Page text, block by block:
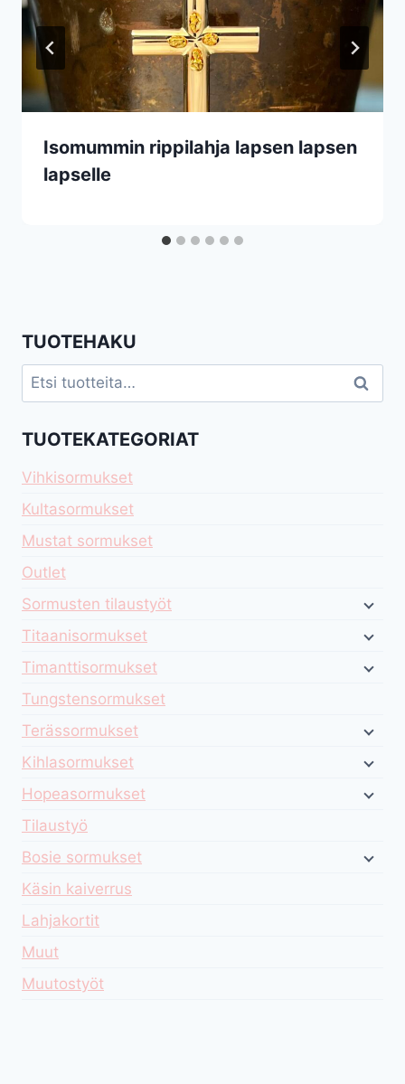
Isomummin rippilahja lapsen lapsen
lapselle
TUOTEHAKU
Etsi: Haku
TUOTEKATEGORIAT
Vihkisormukset
Kultasormukset
Mustat sormukset
Outlet
Sormusten tilaustyöt
Titaanisormukset
Timanttisormukset
Tungstensormukset
Terässormukset
Kihlasormukset
Hopeasormukset
Tilaustyö
Bosie sormukset
Käsin kaiverrus
Lahjakortit
Muut
Muutostyöt